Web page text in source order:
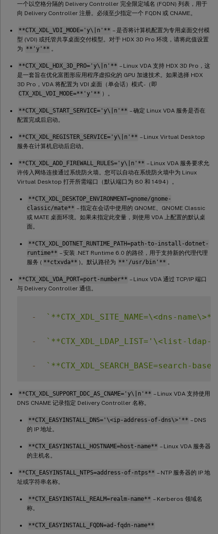
一个以空格分隔的 Delivery Controller 完全限定域名 (FQDN) 列表，用于
向 Delivery Controller 注册。必须至少指定一个 FQDN 或 CNAME。
**CTX_XDL_VDI_MODE='y\|n'** – 是否将计算机配置为专用桌面交付模
型 (VDI) 或托管共享桌面交付模型。对于 HDX 3D Pro 环境，请将此值设置
为 **'y'** 。
**CTX_XDL_HDX_3D_PRO='y\|n'** – Linux VDA 支持 HDX 3D Pro，这
是一套旨在优化富图形应用程序虚拟化的 GPU 加速技术。如果选择 HDX
3D Pro，VDA 将配置为 VDI 桌面（单会话）模式 -（即
CTX_XDL_VDI_MODE=**'y'** ）。
**CTX_XDL_START_SERVICE='y\|n'** – 确定 Linux VDA 服务是否在
配置完成后启动。
**CTX_XDL_REGISTER_SERVICE='y\|n'** – Linux Virtual Desktop
服务在计算机启动后启动。
**CTX_XDL_ADD_FIREWALL_RULES='y\|n'** – Linux VDA 服务要求允
许传入网络连接通过系统防火墙。您可以自动在系统防火墙中为 Linux
Virtual Desktop 打开所需端口（默认端口为 80 和 1494）。
**CTX_XDL_DESKTOP_ENVIRONMENT=gnome/gnome-
classic/mate** – 指定在会话中使用的 GNOME、GNOME Classic
或 MATE 桌面环境。如果未指定此变量，则使用 VDA 上配置的默认桌
面。
**CTX_XDL_DOTNET_RUNTIME_PATH=path-to-install-dotnet-
runtime** – 安装 .NET Runtime 6.0 的路径，用于支持新的代理代理
服务 ( **ctxvda** )。默认路径为 **'/usr/bin'** 。
**CTX_XDL_VDA_PORT=port-number** – Linux VDA 通过 TCP/IP 端口
与 Delivery Controller 通信。
- ` **CTX_XDL_SITE_NAME=\<dns-name\>**
- ` **CTX_XDL_LDAP_LIST='\<list-
- ` **CTX_XDL_SEARCH_BASE=search-
**CTX_XDL_SUPPORT_DDC_AS_CNAME='y\|n'** – Linux VDA 支持使用
DNS CNAME 记录指定 Delivery Controller 名称。
**CTX_EASYINSTALL_DNS='\<ip-address-of-dns\>'** – DNS
的 IP 地址。
**CTX_EASYINSTALL_HOSTNAME=host-name** – Linux VDA 服务器
的主机名。
**CTX_EASYINSTALL_NTPS=address-of-ntps** – NTP 服务器的 IP 地
址或字符串名称。
**CTX_EASYINSTALL_REALM=realm-name** – Kerberos 领域名
称。
**CTX_EASYINSTALL_FQDN=ad-fqdn-name**